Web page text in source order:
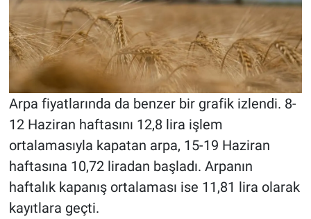
Arpa fiyatlarında da benzer bir grafik izlendi. 8-
12 Haziran haftasını 12,8 lira işlem
ortalamasıyla kapatan arpa, 15-19 Haziran
haftasına 10,72 liradan başladı. Arpanın
haftalık kapanış ortalaması ise 11,81 lira olarak
kayıtlara geçti.